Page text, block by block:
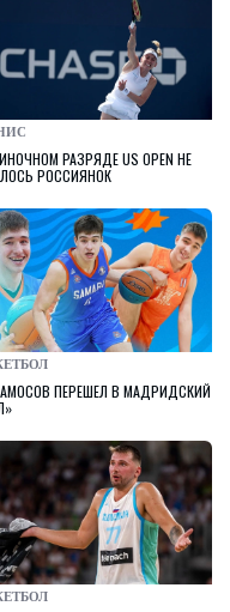
РАЗРЯДЕ US OPEN НЕ
РОССИЯНОК
АМОСОВ ПЕРЕШЕЛ В МАДРИДСКИЙ